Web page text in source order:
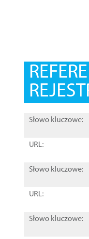
Słowo kluczowe:
URL:
Słowo kluczowe:
URL:
Słowo kluczowe: